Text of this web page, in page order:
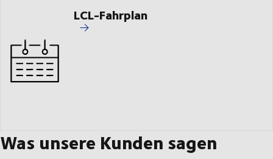
LCL-Fahrplan
Was unsere Kunden sagen